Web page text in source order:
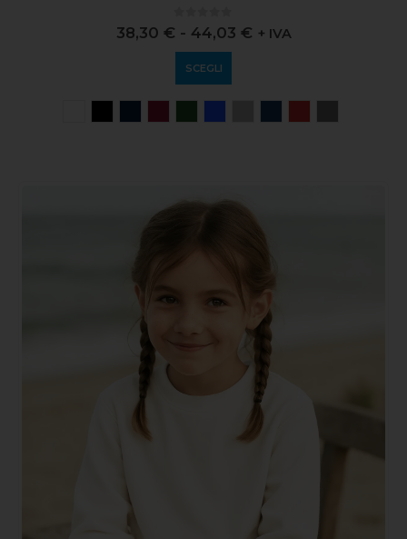
0 out of 5
38,30 € - 44,03 € + IVA
SCEGLI